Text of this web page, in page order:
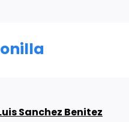
Sanchez Benitez